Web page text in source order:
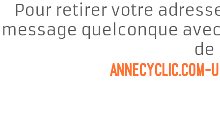
Pour retirer votre
message quelconque
de